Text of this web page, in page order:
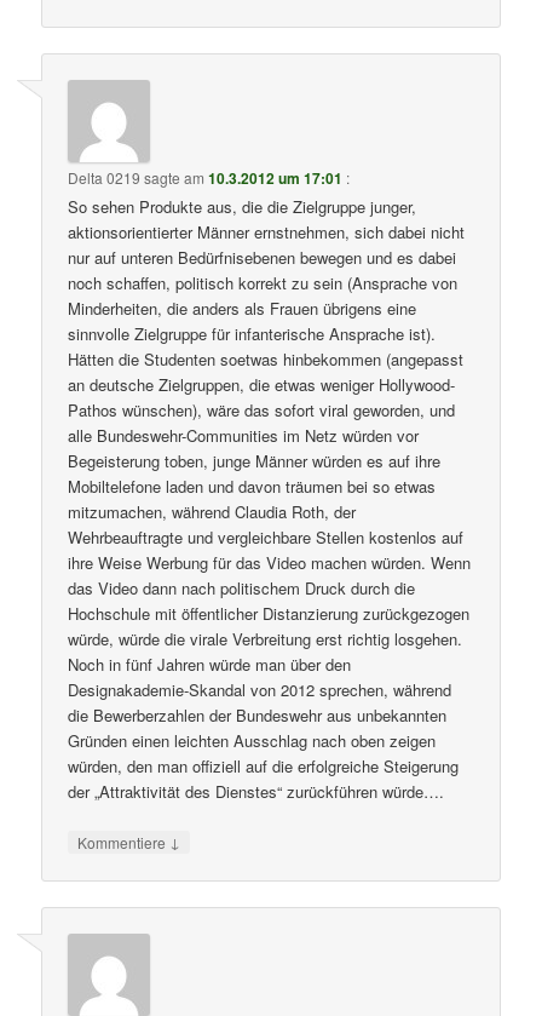
Delta 0219 sagte am10.3.2012 um 17:01 :
So sehen Produkte aus, die die Zielgruppe junger,
aktionsorientierter Männer ernstnehmen, sich dabei nicht
nur auf unteren Bedürfnisebenen bewegen und es dabei
noch schaffen, politisch korrekt zu sein (Ansprache von
Minderheiten, die anders als Frauen übrigens eine
sinnvolle Zielgruppe für infanterische Ansprache ist).
Hätten die Studenten soetwas hinbekommen (angepasst
an deutsche Zielgruppen, die etwas weniger Hollywood-
Pathos wünschen), wäre das sofort viral geworden, und
alle Bundeswehr-Communities im Netz würden vor
Begeisterung toben, junge Männer würden es auf ihre
Mobiltelefone laden und davon träumen bei so etwas
mitzumachen, während Claudia Roth, der
Wehrbeauftragte und vergleichbare Stellen kostenlos auf
ihre Weise Werbung für das Video machen würden. Wenn
das Video dann nach politischem Druck durch die
Hochschule mit öffentlicher Distanzierung zurückgezogen
würde, würde die virale Verbreitung erst richtig losgehen.
Noch in fünf Jahren würde man über den
Designakademie-Skandal von 2012 sprechen, während
die Bewerberzahlen der Bundeswehr aus unbekannten
Gründen einen leichten Ausschlag nach oben zeigen
würden, den man offiziell auf die erfolgreiche Steigerung
der „Attraktivität des Dienstes“ zurückführen würde….
Kommentiere ↓